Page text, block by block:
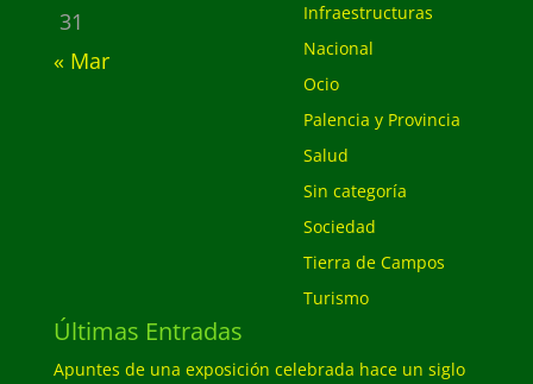
31
« Mar
Infraestructuras
Nacional
Ocio
Palencia y Provincia
Salud
Sin categoría
Sociedad
Tierra de Campos
Turismo
Últimas Entradas
Apuntes de una exposición celebrada hace un siglo